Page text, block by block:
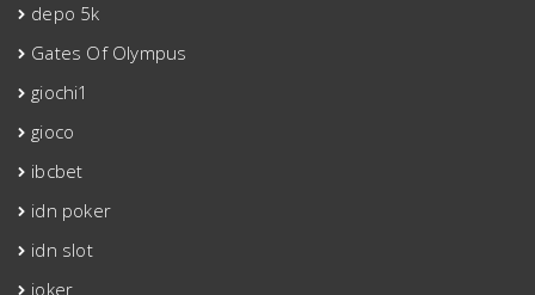
depo 5k
Gates Of Olympus
giochi1
gioco
ibcbet
idn poker
idn slot
joker